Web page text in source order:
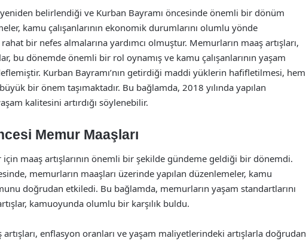
yeniden belirlendiği ve Kurban Bayramı öncesinde önemli bir dönüm
kamu çalışanlarının ekonomik durumlarını olumlu yönde
bir nefes almalarına yardımcı olmuştur. Memurların maaş artışları,
bu dönemde önemli bir rol oynamış ve kamu çalışanlarının yaşam
Kurban Bayramı’nın getirdiği maddi yüklerin hafifletilmesi, hem
bir önem taşımaktadır. Bu bağlamda, 2018 yılında yapılan
kalitesini artırdığı söylenebilir.
Memur Maaşları
için maaş artışlarının önemli bir şekilde gündeme geldiği bir dönemdi.
memurların maaşları üzerinde yapılan düzenlemeler, kamu
doğrudan etkiledi. Bu bağlamda, memurların yaşam standartlarını
kamuoyunda olumlu bir karşılık buldu.
enflasyon oranları ve yaşam maliyetlerindeki artışlarla doğrudan